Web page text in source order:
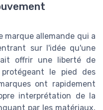
marque allemande qui a
sur l'idée qu'une
offrir une liberté de
le pied des
ont rapidement
interprétation de la
par les matériaux,